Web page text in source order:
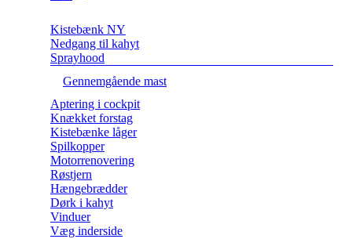
Kistebænk NY
Nedgang til kahyt
Sprayhood
Gennemgående mast
Aptering i cockpit
Knækket forstag
Kistebænke låger
Spilkopper
Motorrenovering
Røstjern
Hængebrædder
Dørk i kahyt
Vinduer
Væg inderside